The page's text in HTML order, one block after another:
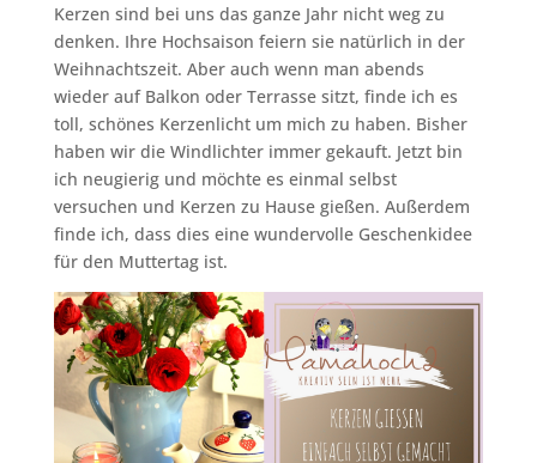
Kerzen sind bei uns das ganze Jahr nicht weg zu
denken. Ihre Hochsaison feiern sie natürlich in der
Weihnachtszeit. Aber auch wenn man abends
wieder auf Balkon oder Terrasse sitzt, finde ich es
toll, schönes Kerzenlicht um mich zu haben. Bisher
haben wir die Windlichter immer gekauft. Jetzt bin
ich neugierig und möchte es einmal selbst
versuchen und Kerzen zu Hause gießen. Außerdem
finde ich, dass dies eine wundervolle Geschenkidee
für den Muttertag ist.